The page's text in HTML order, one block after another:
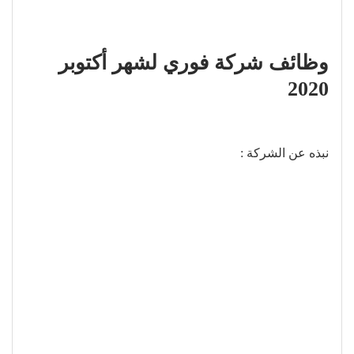
وظائف شركة فوري لشهر أكتوبر
2020
نبذه عن الشركة :